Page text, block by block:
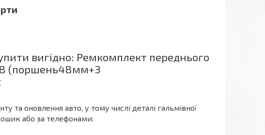
вигідно: Ремкомплект переднього
(поршень48мм+3
та оновлення авто, у тому числі деталі гальмівної
або за телефонами: